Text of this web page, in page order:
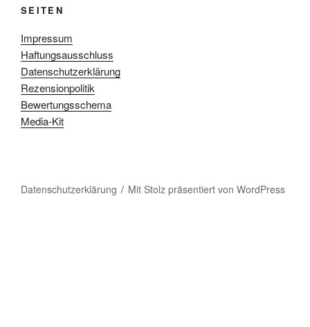
SEITEN
Impressum
Haftungsausschluss
Datenschutzerklärung
Rezensionpolitik
Bewertungsschema
Media-Kit
Datenschutzerklärung Mit Stolz präsentiert von WordPress